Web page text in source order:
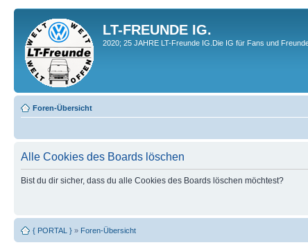
LT-FREUNDE IG.
2020; 25 JAHRE LT-Freunde IG.Die IG für Fans und
Foren-Übersicht
Alle Cookies des Boards löschen
Bist du dir sicher, dass du alle Cookies des Boards löschen möchtest?
{ PORTAL } » Foren-Übersicht